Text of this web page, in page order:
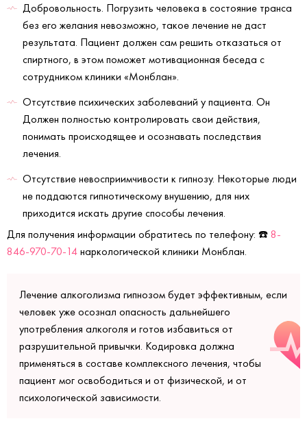
Добровольность. Погрузить человека в состояние транса
без его желания невозможно, такое лечение не даст
результата. Пациент должен сам решить отказаться от
спиртного, в этом поможет мотивационная беседа с
сотрудником клиники «Монблан».
Отсутствие психических заболеваний у пациента. Он
Должен полностью контролировать свои действия,
понимать происходящее и осознавать последствия
лечения.
Отсутствие невосприимчивости к гипнозу. Некоторые люди
не поддаются гипнотическому внушению, для них
приходится искать другие способы лечения.
Для получения информации обратитесь по телефону: ☎️ 8-
846-970-70-14 наркологической клиники Монблан.
Лечение алкоголизма гипнозом будет эффективным, если
человек уже осознал опасность дальнейшего
употребления алкоголя и готов избавиться от
разрушительной привычки. Кодировка должна
применяться в составе комплексного лечения, чтобы
пациент мог освободиться и от физической, и от
психологической зависимости.